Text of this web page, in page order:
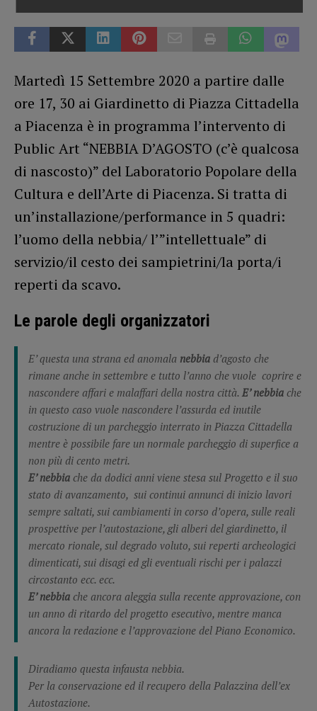
Martedì 15 Settembre 2020 a partire dalle
ore 17, 30 ai Giardinetto di Piazza Cittadella
a Piacenza è in programma l’intervento di
Public Art “NEBBIA D’AGOSTO (c’è qualcosa
di nascosto)” del Laboratorio Popolare della
Cultura e dell’Arte di Piacenza. Si tratta di
un’installazione/performance in 5 quadri:
l’uomo della nebbia/ l’”intellettuale” di
servizio/il cesto dei sampietrini/la porta/i
reperti da scavo.
Le parole degli organizzatori
E’ questa una strana ed anomala nebbia d’agosto che
rimane anche in settembre e tutto l’anno che vuole coprire e
nascondere affari e malaffari della nostra città. E’ nebbia che
in questo caso vuole nascondere l’assurda ed inutile
costruzione di un parcheggio interrato in Piazza Cittadella
mentre è possibile fare un normale parcheggio di superfice a
non più di cento metri.
E’ nebbia che da dodici anni viene stesa sul Progetto e il suo
stato di avanzamento, sui continui annunci di inizio lavori
sempre saltati, sui cambiamenti in corso d’opera, sulle reali
prospettive per l’autostazione, gli alberi del giardinetto, il
mercato rionale, sul degrado voluto, sui reperti archeologici
dimenticati, sui disagi ed gli eventuali rischi per i palazzi
circostanto ecc. ecc.
E’ nebbia che ancora aleggia sulla recente approvazione, con
un anno di ritardo del progetto esecutivo, mentre manca
ancora la redazione e l’approvazione del Piano Economico.
Diradiamo questa infausta nebbia.
Per la conservazione ed il recupero della Palazzina dell’ex
Autostazione.